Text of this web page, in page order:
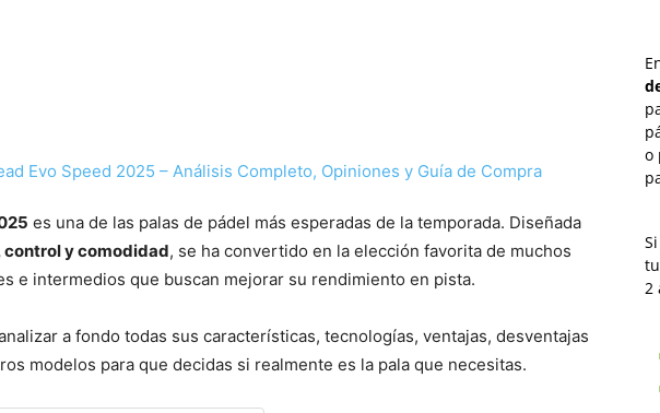
es una de las palas de pádel más esperadas de la temporada. Diseñada
control y comodidad, se ha convertido en la elección favorita de muchos
e intermedios que buscan mejorar su rendimiento en pista.
a fondo todas sus características, tecnologías, ventajas, desventajas
modelos para que decidas si realmente es la pala que necesitas.
o
2